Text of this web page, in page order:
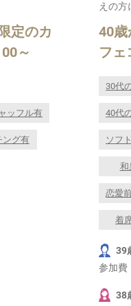
定のカ
～
ッフル有
ング有
えの
40歳
フ
30代
40代
ソフ
和
恋愛
着
39
参加費
38